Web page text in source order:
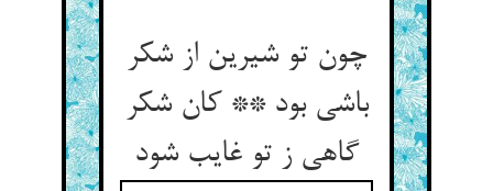
چون تو شیرین از شکر
باشی بود ** کان شکر
گاهی ز تو غایب شود